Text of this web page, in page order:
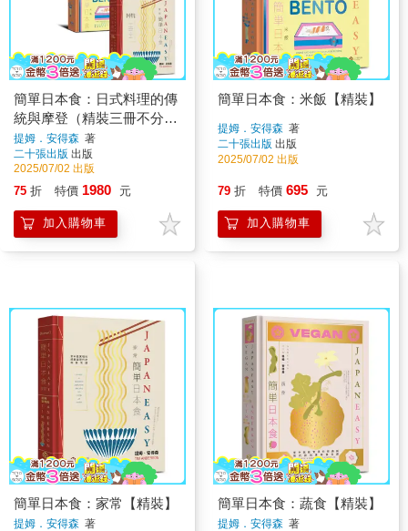
簡單日本食：日式料理的傳
統與摩登（精裝三冊不分
售：《簡單日本食：家
常》、《簡單日本食：米
飯》、《簡單日本時：蔬
食》）
提姆．安得森 著
二十張出版 出版
2025/07/02 出版
75 折 特價 1980 元
加入購物車
簡單日本食：米飯【精裝】
提姆．安得森 著
二十張出版 出版
2025/07/02 出版
79 折 特價 695 元
加入購物車
簡單日本食：家常【精裝】
提姆．安得森 著
簡單日本食：蔬食【精裝】
提姆．安得森 著